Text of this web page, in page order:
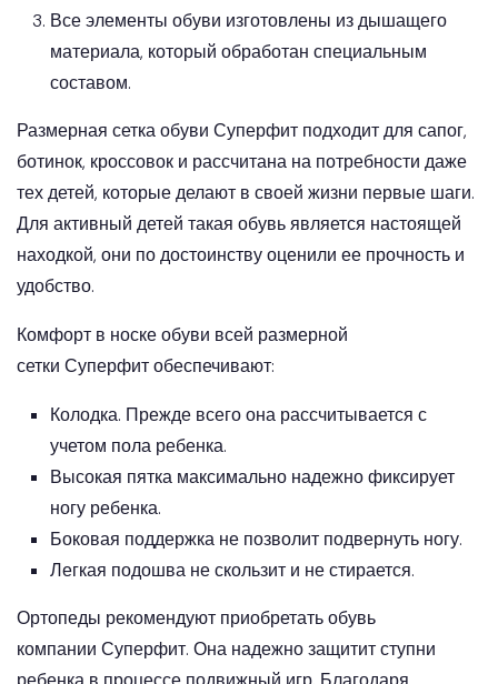
Все элементы обуви изготовлены из дышащего
материала, который обработан специальным
составом.
Размерная сетка обуви Суперфит подходит для сапог,
ботинок, кроссовок и рассчитана на потребности даже
тех детей, которые делают в своей жизни первые шаги.
Для активный детей такая обувь является настоящей
находкой, они по достоинству оценили ее прочность и
удобство.
Комфорт в носке обуви всей размерной
сетки Суперфит обеспечивают:
Колодка. Прежде всего она рассчитывается с
учетом пола ребенка.
Высокая пятка максимально надежно фиксирует
ногу ребенка.
Боковая поддержка не позволит подвернуть ногу.
Легкая подошва не скользит и не стирается.
Ортопеды рекомендуют приобретать обувь
компании Суперфит. Она надежно защитит ступни